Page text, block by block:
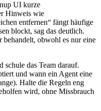
UI kurze
Hinweis wie
entfernen“ fängt häufige
blockt, sag das deutlich.
obwohl es nur eine
schule das Team darauf.
und wann ein Agent eine
Halte die Regeln eng
wird, ohne Missbrauch